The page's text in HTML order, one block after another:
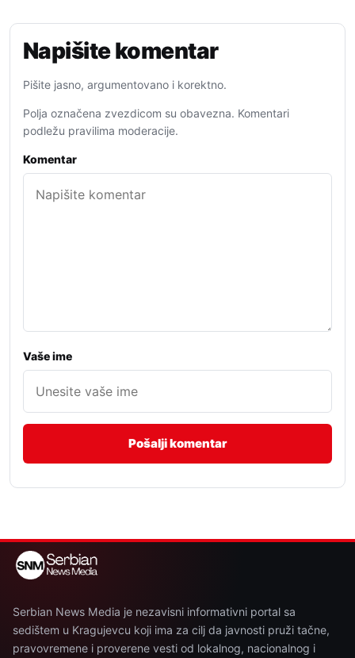
Napišite komentar
Pišite jasno, argumentovano i korektno.
Polja označena zvezdicom su obavezna. Komentari
podležu pravilima moderacije.
Komentar
Vaše ime
Serbian News Media je nezavisni informativni portal sa
sedištem u Kragujevcu koji ima za cilj da javnosti pruži tačne,
pravovremene i proverene vesti od lokalnog, nacionalnog i